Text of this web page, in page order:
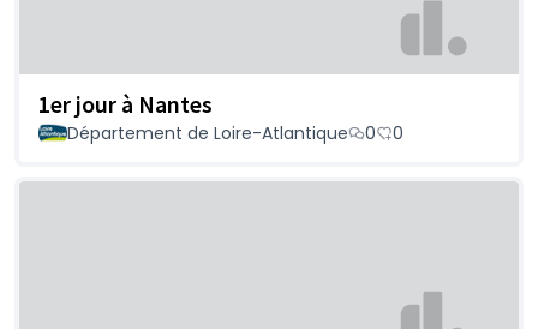
1er jour à Nantes
Département de Loire-Atlantique 0 0